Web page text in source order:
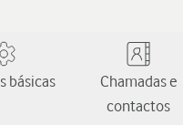
básicas
Chamadas e
contactos